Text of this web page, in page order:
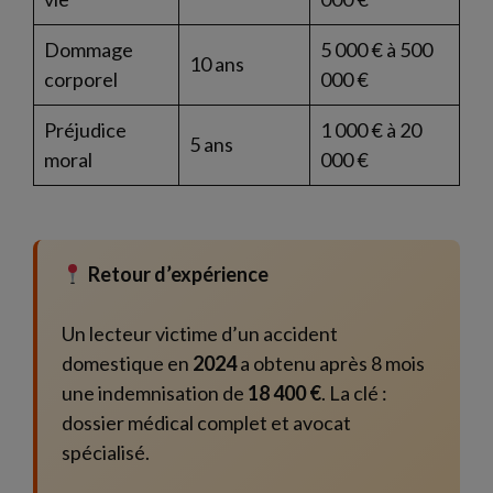
Dommage
corporel
10 ans
5 000 € à 500
000 €
Préjudice
moral
5 ans
1 000 € à 20
000 €
Retour d’expérience
Un lecteur victime d’un accident
domestique en 2024a obtenu après 8 mois
une indemnisation de 18 400 €. La clé :
dossier médical complet et avocat
spécialisé.